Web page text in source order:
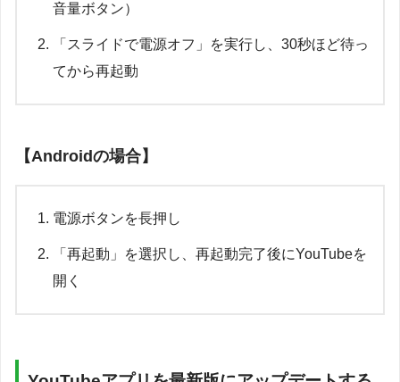
音量ボタン）
「スライドで電源オフ」を実行し、30秒ほど待っ
てから再起動
【Androidの場合】
電源ボタンを長押し
「再起動」を選択し、再起動完了後にYouTubeを
開く